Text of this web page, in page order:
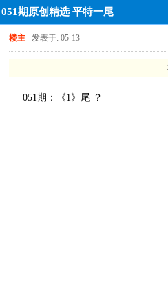
期原创精选 平特一尾
楼主 发表于: 05-13
—
051期：《1》尾 ？